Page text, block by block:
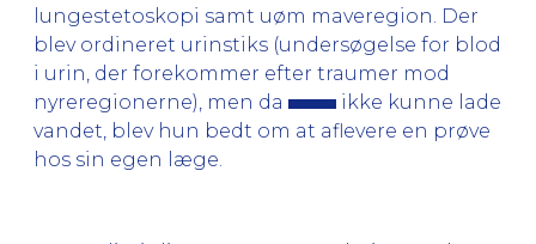
lungestetoskopi samt uøm maveregion. Der
blev ordineret urinstiks (undersøgelse for blod
i urin, der forekommer efter traumer mod
nyreregionerne), men da
ikke kunne lade
vandet, blev hun bedt om at aflevere en prøve
hos sin egen læge.